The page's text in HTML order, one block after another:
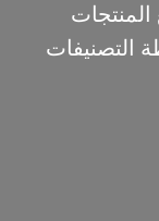
التصنيفات